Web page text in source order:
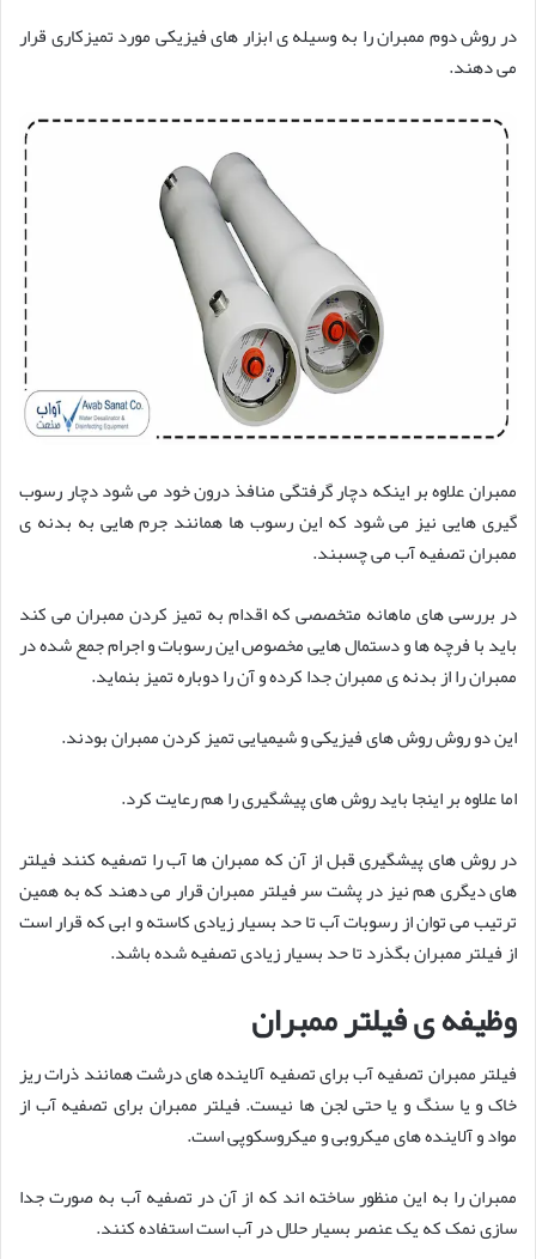
در روش دوم ممبران را به وسیله ی ابزار های فیزیکی مورد تمیزکاری قرار
می دهند.
ممبران علاوه بر اینکه دچار گرفتگی منافذ درون خود می شود دچار رسوب
گیری هایی نیز می شود که این رسوب ها همانند جرم هایی به بدنه ی
ممبران تصفیه آب می چسبند.
در بررسی های ماهانه متخصصی که اقدام به تمیز کردن ممبران می کند
باید با فرچه ها و دستمال هایی مخصوص این رسوبات و اجرام جمع شده در
ممبران را از بدنه ی ممبران جدا کرده و آن را دوباره تمیز بنماید.
این دو روش روش های فیزیکی و شیمیایی تمیز کردن ممبران بودند.
اما علاوه بر اینجا باید روش های پیشگیری را هم رعایت کرد.
در روش های پیشگیری قبل از آن که ممبران ها آب را تصفیه کنند فیلتر
های دیگری هم نیز در پشت سر فیلتر ممبران قرار می دهند که به همین
ترتیب می توان از رسوبات آب تا حد بسیار زیادی کاسته و ابی که قرار است
از فیلتر ممبران بگذرد تا حد بسیار زیادی تصفیه شده باشد.
وظیفه ی فیلتر ممبران
فیلتر ممبران تصفیه آب برای تصفیه آلاینده های درشت همانند ذرات ریز
خاک و یا سنگ و یا حتی لجن ها نیست. فیلتر ممبران برای تصفیه آب از
مواد و آلاینده های میکروبی و میکروسکوپی است.
ممبران را به این منظور ساخته اند که از آن در تصفیه آب به صورت جدا
سازی نمک که یک عنصر بسیار حلال در آب است استفاده کنند.